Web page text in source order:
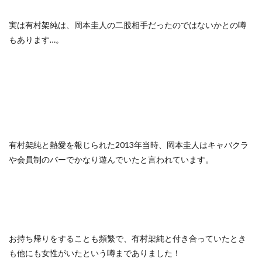
実は有村架純は、岡本圭人の二股相手だったのではないかとの噂
もあります…。
有村架純と熱愛を報じられた2013年当時、岡本圭人はキャバクラ
や会員制のバーでかなり遊んでいたと言われています。
お持ち帰りをすることも頻繁で、有村架純と付き合っていたとき
も他にも女性がいたという噂までありました！